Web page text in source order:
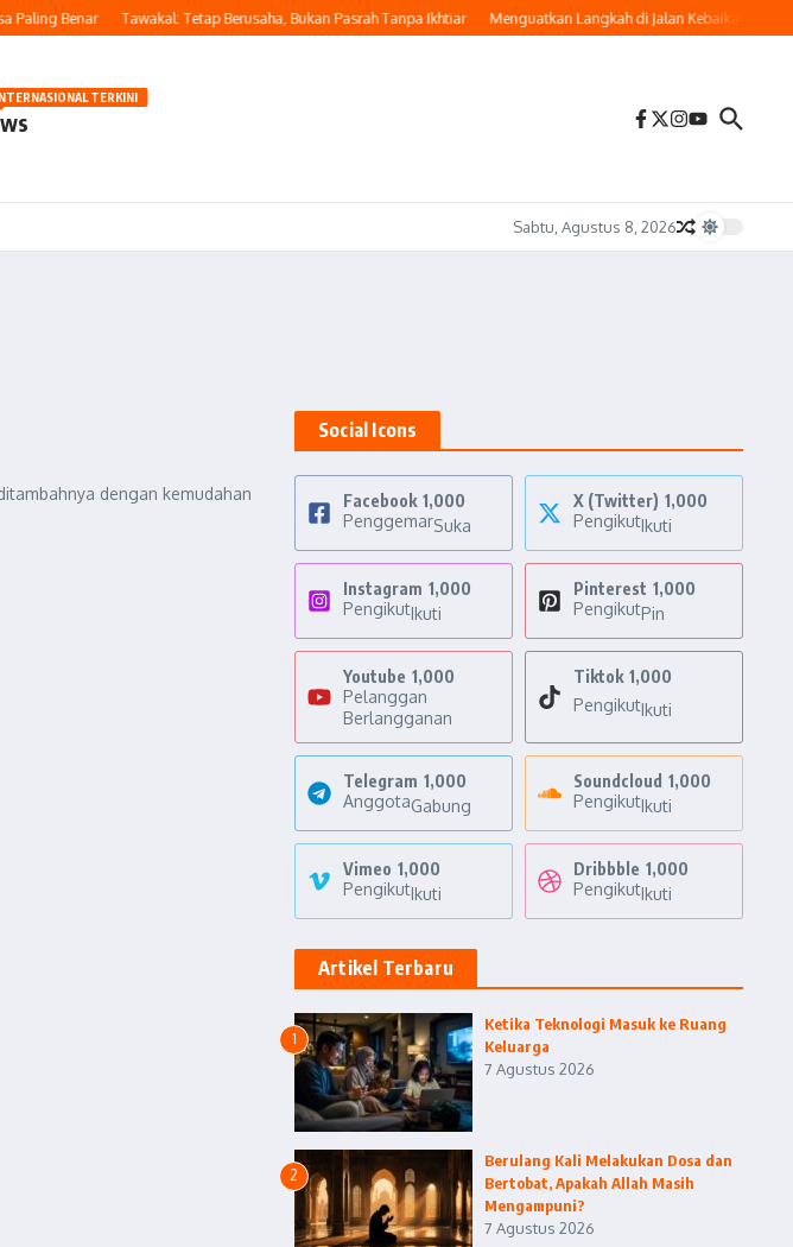
Benar Tawakal: Tetap Berusaha, Bukan Pasrah Tanpa Ikhtiar Menguatkan Langkah di Jalan Kebaikan
TERKINI
Sabtu, Agustus 8, 2026
dengan kemudahan
Social Icons
Facebook 1,000
PenggemarSuka
X (Twitter) 1,000
PengikutIkuti
Instagram 1,000
PengikutIkuti
Pinterest 1,000
PengikutPin
Youtube 1,000
Pelanggan
Berlangganan
Tiktok 1,000
PengikutIkuti
Telegram 1,000
AnggotaGabung
Soundcloud 1,000
PengikutIkuti
Vimeo 1,000
PengikutIkuti
Dribbble 1,000
PengikutIkuti
Artikel Terbaru
1
Ketika Teknologi Masuk ke Ruang
Keluarga
7 Agustus 2026
2
Berulang Kali Melakukan Dosa dan
Bertobat, Apakah Allah Masih
Mengampuni?
7 Agustus 2026